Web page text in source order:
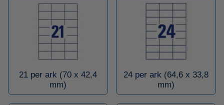
21 per ark (70 x 42,4
mm)
24 per ark (64,6 x 33,8
mm)